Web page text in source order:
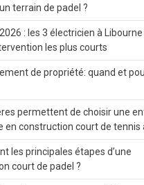
terrain de padel ?
: les 3 électricien à
les plus courts
de propriété: quand et
permettent de choisir une
en construction court de tennis
les principales étapes d’une
court de padel ?